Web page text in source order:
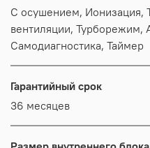
С осушением, Ионизация, Теплый пуск, Режим
вентиляции, Турборежим, Авто режим, Ночной режим,
Самодиагностика, Таймер
Гарантийный срок
36 месяцев